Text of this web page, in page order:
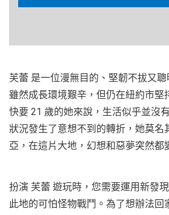
芙蕾 是一位漫無目的、堅韌不拔又聰
雖然成長環境艱辛，但仍在紐約市堅
快要 21 歲的她來說，生活似乎並沒
狀況發生了意想不到的轉折，她莫名
亞，在這片大地，幻想和惡夢突然都
扮演 芙蕾 遊玩時，您需要運用新發
此地的可怕怪物戰鬥。為了想辦法回